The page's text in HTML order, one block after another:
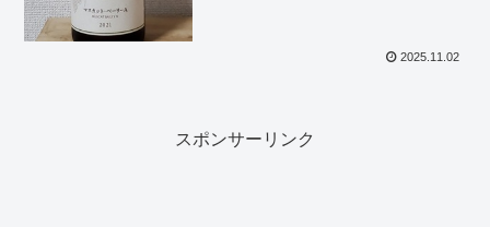
2025.11.02
スポンサーリンク